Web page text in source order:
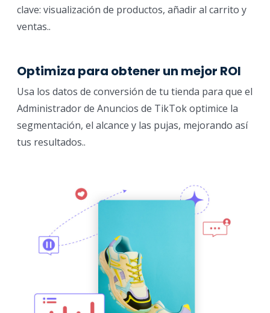
clave: visualización de productos, añadir al carrito y
ventas..
Optimiza para obtener un mejor ROI
Usa los datos de conversión de tu tienda para que el
Administrador de Anuncios de TikTok optimice la
segmentación, el alcance y las pujas, mejorando así
tus resultados..